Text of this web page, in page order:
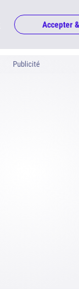
Accepter
Publicité